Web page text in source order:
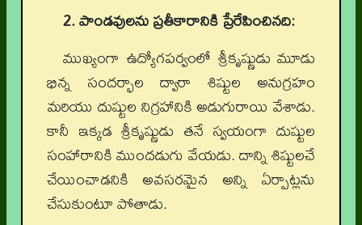
2. పాండవులను ప్రతీకారానికి ప్రేరేపించినది:
ముఖ్యంగా ఉద్యోగపర్వంలో శ్రీకృష్ణుడు మూడు
భిన్న సందర్భాల ద్వారా శిష్టుల అనుగ్రహం
మరియు దుష్టుల నిగ్రహానికి అడుగురాయి వేశాడు.
కానీ ఇక్కడ శ్రీకృష్ణుడు తనే స్వయంగా దుష్టుల
సంహారానికి ముందడుగు వేయడు. దాన్ని శిష్టులచే
చేయించాడనికి అవసరమైన అన్ని ఏర్పాట్లను
చేసుకుంటూ పోతాడు.